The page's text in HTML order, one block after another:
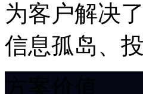
为客户解决
信息孤岛